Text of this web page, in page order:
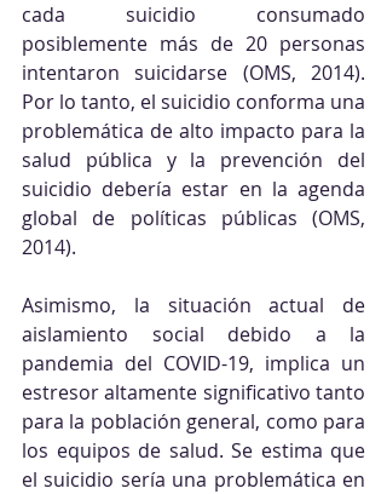
cada suicidio consumado
posiblemente más de 20 personas
intentaron suicidarse (OMS, 2014).
Por lo tanto, el suicidio conforma una
problemática de alto impacto para la
salud pública y la prevención del
suicidio debería estar en la agenda
global de políticas públicas (OMS,
2014).
Asimismo, la situación actual de
aislamiento social debido a la
pandemia del COVID-19, implica un
estresor altamente significativo tanto
para la población general, como para
los equipos de salud. Se estima que
el suicidio sería una problemática en